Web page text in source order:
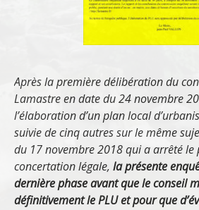
Après la première délibération du
Lamastre en date du 24 novembre
l’élaboration d’un plan local
suivie de cinq autres sur le même
du 17 novembre 2018 qui a arrêté le
concertation légale, la présente
dernière phase avant que le conseil
définitivement le PLU et pour que